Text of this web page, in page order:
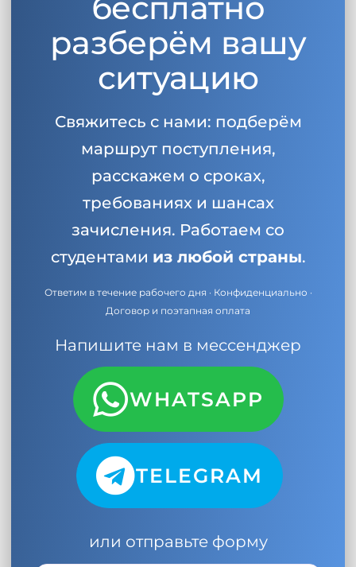
разберём вашу
ситуацию
Свяжитесь с нами: подберём
маршрут поступления,
расскажем о сроках,
требованиях и шансах
зачисления. Работаем со
студентами из любой страны.
Ответим в течение рабочего дня · Конфиденциально ·
Договор и поэтапная оплата
Напишите нам в мессенджер
WHATSAPP
TELEGRAM
или отправьте форму